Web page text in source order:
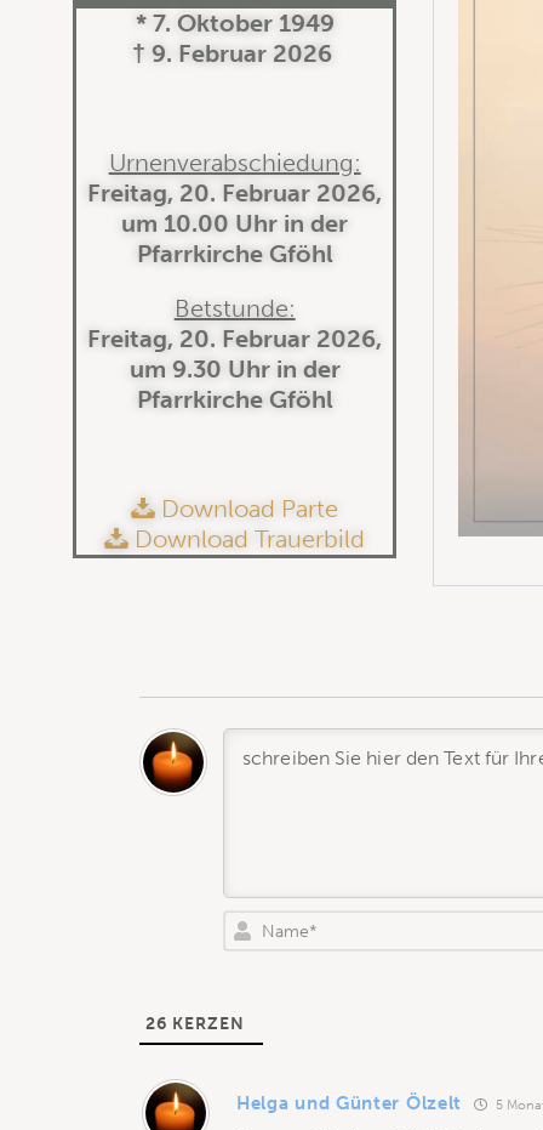
* 7. Oktober 1949
† 9. Februar 2026
Urnenverabschiedung:
Freitag, 20. Februar 2026,
um 10.00 Uhr in der
Pfarrkirche Gföhl
Betstunde:
Freitag, 20. Februar 2026,
um 9.30 Uhr in der
Pfarrkirche Gföhl
Download Parte
Download Trauerbild
26 KERZEN
Helga und Günter Ölzelt 5